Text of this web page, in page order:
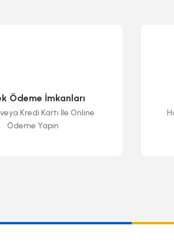
Ödeme İmkanları
Kredi Kartı İle Online
Ödeme Yapın